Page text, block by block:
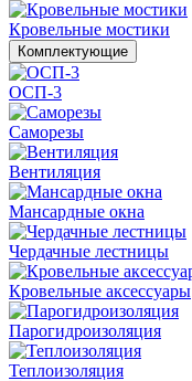
Кровельные мостики
Комплектующие
ОСП-3
Саморезы
Вентиляция
Мансардные окна
Чердачные лестницы
Кровельные аксессуары
Парогидроизоляция
Теплоизоляция